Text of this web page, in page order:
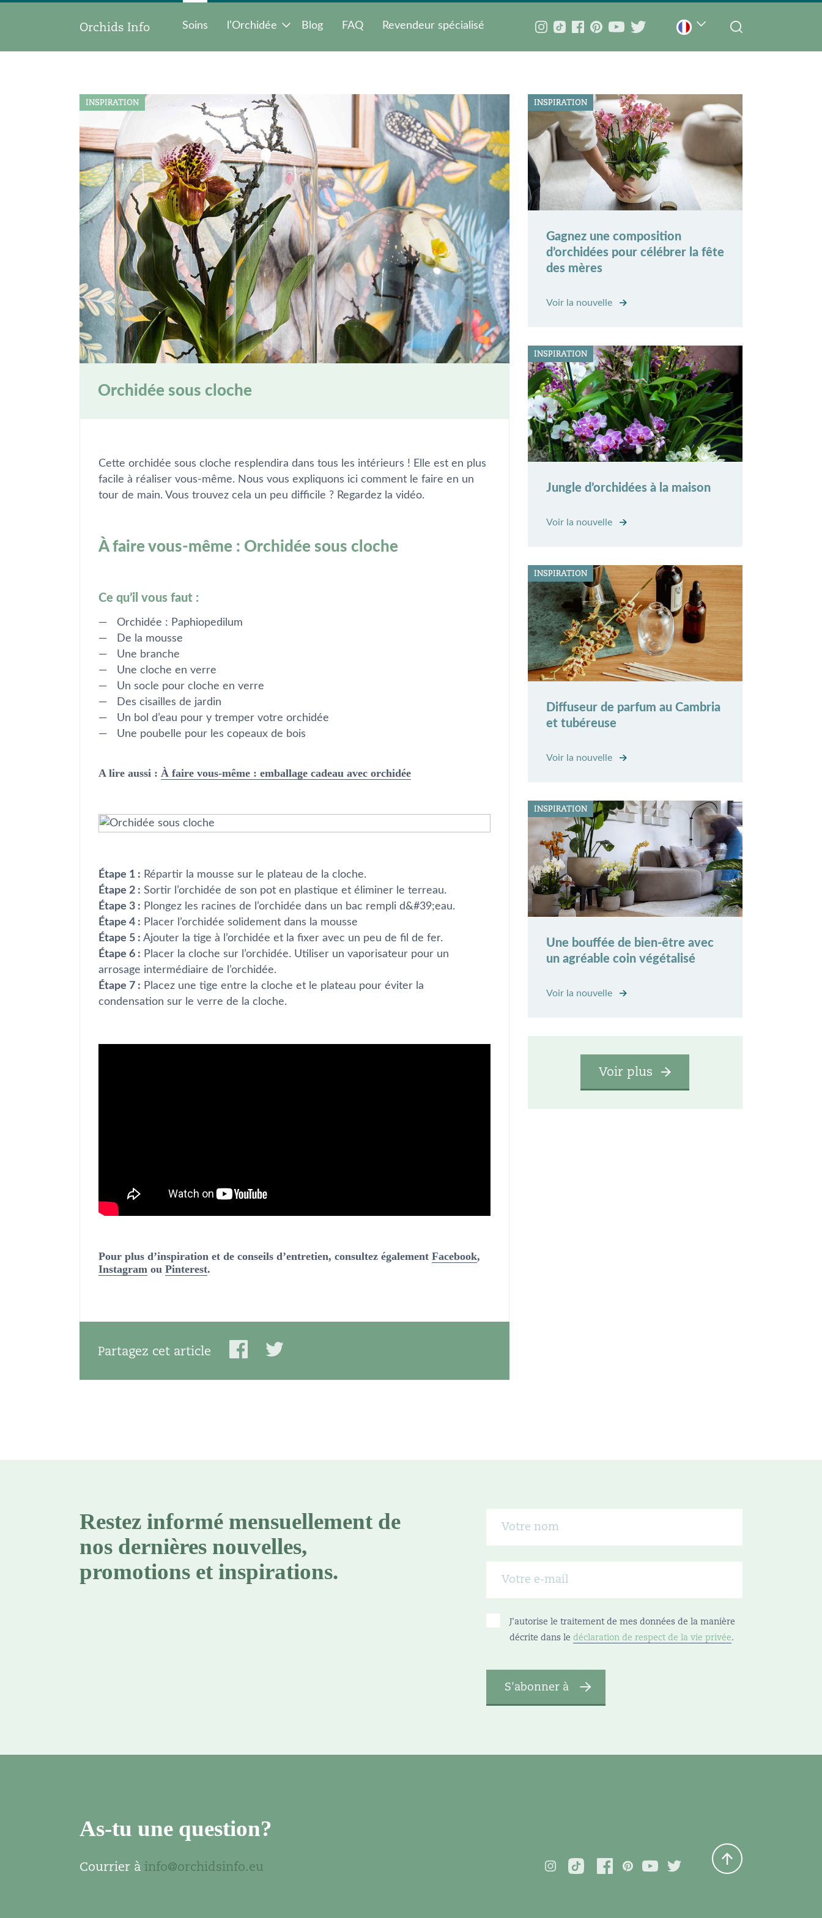
Orchids Info Soins l’Orchidée Blog FAQ Revendeur spécialisé
INSPIRATION
Orchidée sous cloche
Cette orchidée sous cloche resplendira dans tous les intérieurs ! Elle est en plus
facile à réaliser vous-même. Nous vous expliquons ici comment le faire en un
tour de main. Vous trouvez cela un peu difficile ? Regardez la vidéo.
À faire vous-même : Orchidée sous cloche
Ce qu’il vous faut :
Orchidée : Paphiopedilum
De la mousse
Une branche
Une cloche en verre
Un socle pour cloche en verre
Des cisailles de jardin
Un bol d’eau pour y tremper votre orchidée
Une poubelle pour les copeaux de bois
A lire aussi : À faire vous-même : emballage cadeau avec orchidée
Étape 1 : Répartir la mousse sur le plateau de la cloche.
Étape 2 : Sortir l’orchidée de son pot en plastique et éliminer le terreau.
Étape 3 : Plongez les racines de l’orchidée dans un bac rempli d&#39;eau.
Étape 4 : Placer l’orchidée solidement dans la mousse
Étape 5 : Ajouter la tige à l’orchidée et la fixer avec un peu de fil de fer.
Étape 6 : Placer la cloche sur l’orchidée. Utiliser un vaporisateur pour un
arrosage intermédiaire de l’orchidée.
Étape 7 : Placez une tige entre la cloche et le plateau pour éviter la
condensation sur le verre de la cloche.
Pour plus d’inspiration et de conseils d’entretien, consultez également Facebook,
Instagram ou Pinterest.
Partagez cet article
INSPIRATION
Gagnez une composition
d’orchidées pour célébrer la fête
des mères
Voir la nouvelle
INSPIRATION
Jungle d’orchidées à la maison
Voir la nouvelle
INSPIRATION
Diffuseur de parfum au Cambria
et tubéreuse
Voir la nouvelle
INSPIRATION
Une bouffée de bien-être avec
un agréable coin végétalisé
Voir la nouvelle
Voir plus
Restez informé mensuellement de
nos dernières nouvelles,
promotions et inspirations.
J'autorise le traitement de mes données de la manière
décrite dans le déclaration de respect de la vie privée.
As-tu une question?
Courrier à info@orchidsinfo.eu